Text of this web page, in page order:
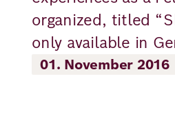
organized, titled
only available in
01. November 2016